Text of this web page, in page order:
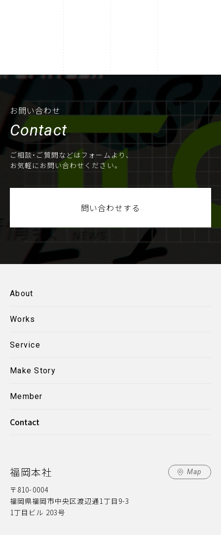
お問い合わせ
Contact
ご相談・ご質問などはフォームより、
お気軽にお問い合わせください。
問い合わせする
About
Works
Service
Make Story
Member
Contact
福岡本社 Map
〒810-0004
福岡県福岡市中央区渡辺通1丁目9-3
1丁目ビル 203号